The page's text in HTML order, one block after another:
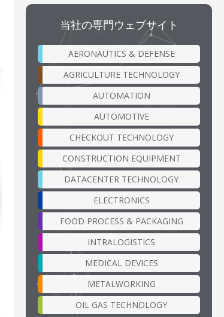
当社の専門ウェブサイト
AERONAUTICS & DEFENSE
AGRICULTURE TECHNOLOGY
AUTOMATION
AUTOMOTIVE
CHECKOUT TECHNOLOGY
CONSTRUCTION EQUIPMENT
DATACENTER TECHNOLOGY
ELECTRONICS
FOOD PROCESS & PACKAGING
INTRALOGISTICS
MEDICAL DEVICES
METALWORKING
OIL GAS TECHNOLOGY